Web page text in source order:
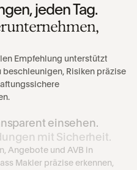
jeden Tag.
Empfehlung unterstützt
beschleunigen, Risiken präzise
einsehen.
mit Sicherheit.
Angebote und AVB in
Makler präzise erkennen,